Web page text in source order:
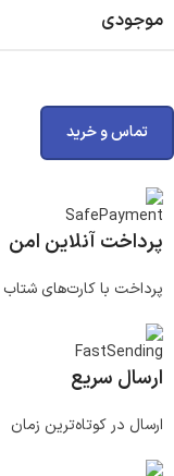
موجودی
تماس و خرید
پرداخت آنلاین امن
پرداخت با کارت‌های شتاب
ارسال سریع
ارسال در کوتاه‌ترین زمان